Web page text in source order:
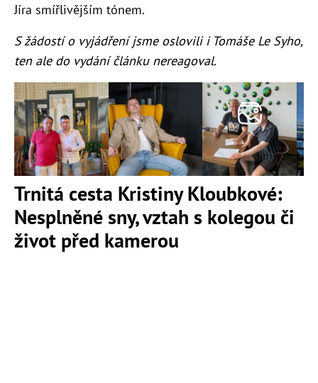
Jíra smířlivějším tónem.
S žádostí o vyjádření jsme oslovili i Tomáše Le Syho,
ten ale do vydání článku nereagoval.
Trnitá cesta Kristiny Kloubkové:
Nesplněné sny, vztah s kolegou či
život před kamerou